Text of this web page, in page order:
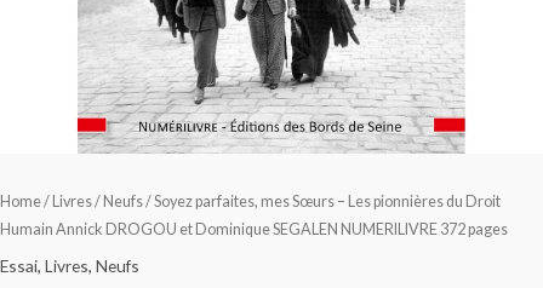
Home/ Livres/ Neufs/ Soyez parfaites, mes Sœurs – Les pionnières du Droit
Humain Annick DROGOU et Dominique SEGALEN NUMERILIVRE 372 pages
Essai, Livres, Neufs